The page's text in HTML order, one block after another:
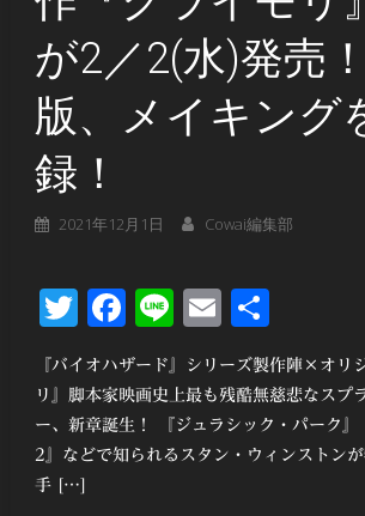
が2／2(水)発売
版、メイキング
録！
2021年12月1日 Cowai編集部
Twitter
Facebook
LineEmail
有
『バイオハザード』シリーズ製作陣×オリ
リ』脚本家映画史上最も残酷無慈悲なスプ
ー、新章誕生！ 『ジュラシック・パーク』
2』などで知られるスタン・ウィンストン
手 […]